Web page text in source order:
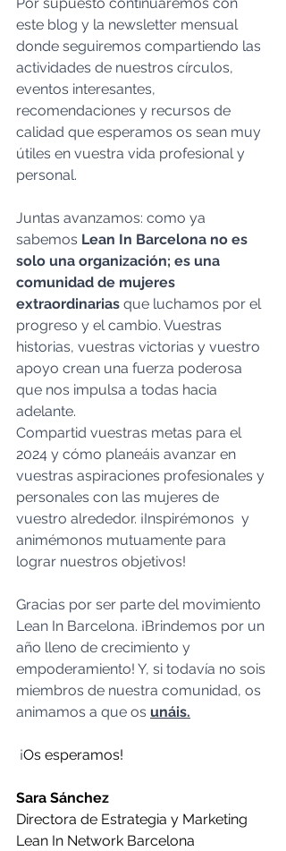
Por supuesto continuaremos con
este blog y la newsletter mensual
donde seguiremos compartiendo las
actividades de nuestros círculos,
eventos interesantes,
recomendaciones y recursos de
calidad que esperamos os sean muy
útiles en vuestra vida profesional y
personal.
Juntas avanzamos: como ya
sabemos Lean In Barcelona no es
solo una organización; es una
comunidad de mujeres
extraordinarias que luchamos por el
progreso y el cambio. Vuestras
historias, vuestras victorias y vuestro
apoyo crean una fuerza poderosa
que nos impulsa a todas hacia
adelante.
Compartid vuestras metas para el
2024 y cómo planeáis avanzar en
vuestras aspiraciones profesionales y
personales con las mujeres de
vuestro alrededor. ¡Inspirémonos  y
animémonos mutuamente para
lograr nuestros objetivos!
Gracias por ser parte del movimiento
Lean In Barcelona. ¡Brindemos por un
año lleno de crecimiento y
empoderamiento! Y, si todavía no sois
miembros de nuestra comunidad, os
animamos a que os unáis.
¡Os esperamos!
Sara Sánchez
Directora de Estrategia y Marketing
Lean In Network Barcelona